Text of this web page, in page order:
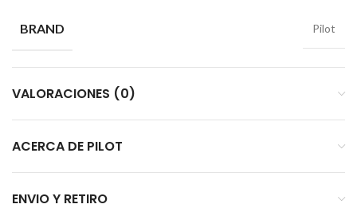
BRAND Pilot
VALORACIONES (0)
ACERCA DE PILOT
ENVIO Y RETIRO